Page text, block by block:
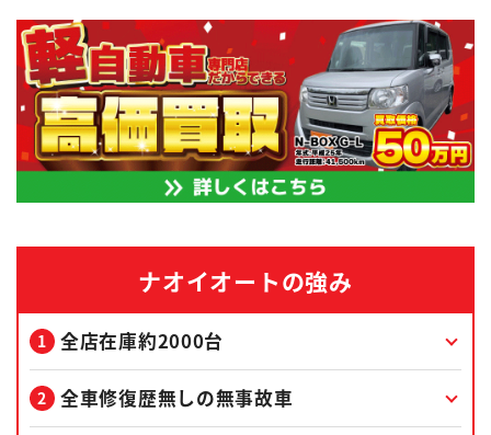
ナオイオートの強み
全店在庫約2000台
全車修復歴無しの無事故車